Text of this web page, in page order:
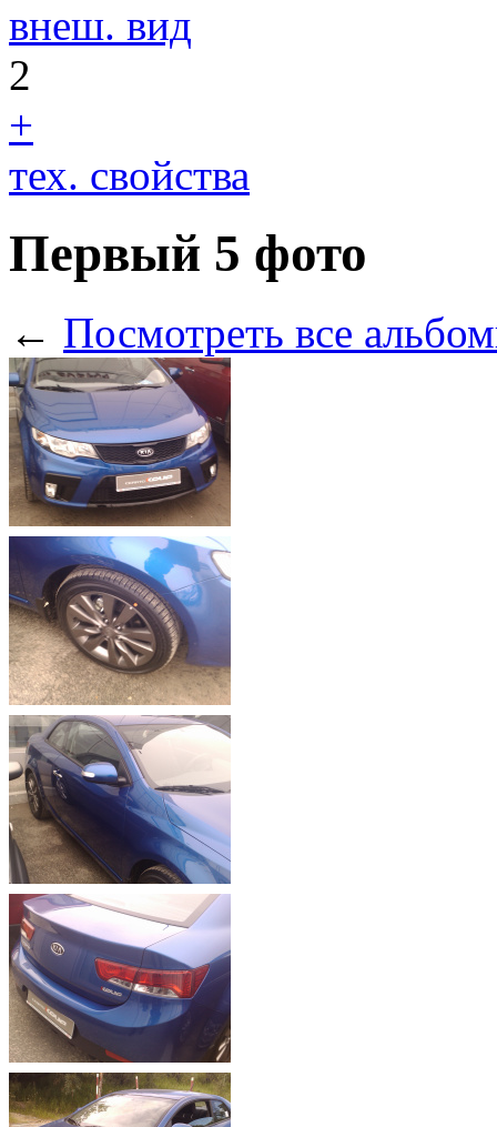
внеш. вид
2
+
тех. свойства
Первый 5 фото
← Посмотреть все